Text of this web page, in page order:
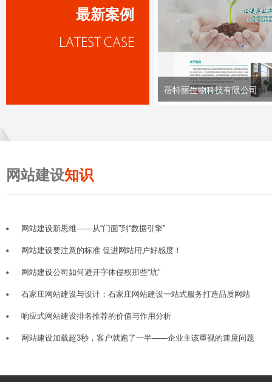
最新案例
蓓特丽生物科技有限公司
网站建设知识
网站建设新思维——从“门面”到“数据引擎”
网站建设要注意的标准 促进网站用户好感度！
网站建设公司如何避开字体侵权那些“坑”
石家庄网站建设与设计：石家庄网站建设一站式服务打造品质网站
响应式网站建设排名推荐的价值与作用分析
网站建设加载超3秒，客户就跑了一半——企业主该重视的速度问题